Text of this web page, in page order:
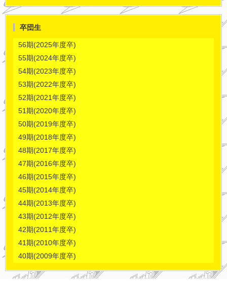
卒団生
56期(2025年度卒)
55期(2024年度卒)
54期(2023年度卒)
53期(2022年度卒)
52期(2021年度卒)
51期(2020年度卒)
50期(2019年度卒)
49期(2018年度卒)
48期(2017年度卒)
47期(2016年度卒)
46期(2015年度卒)
45期(2014年度卒)
44期(2013年度卒)
43期(2012年度卒)
42期(2011年度卒)
41期(2010年度卒)
40期(2009年度卒)